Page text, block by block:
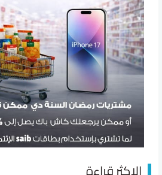
الاكثر قراءة